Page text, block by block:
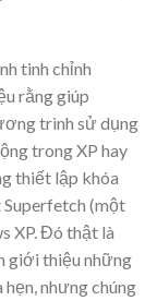
tinh chỉnh
rằng giúp
trình sử dụng
trong XP hay
thiết lập khóa
(một
XP. Đó thật là
giới thiệu những
nhưng chúng